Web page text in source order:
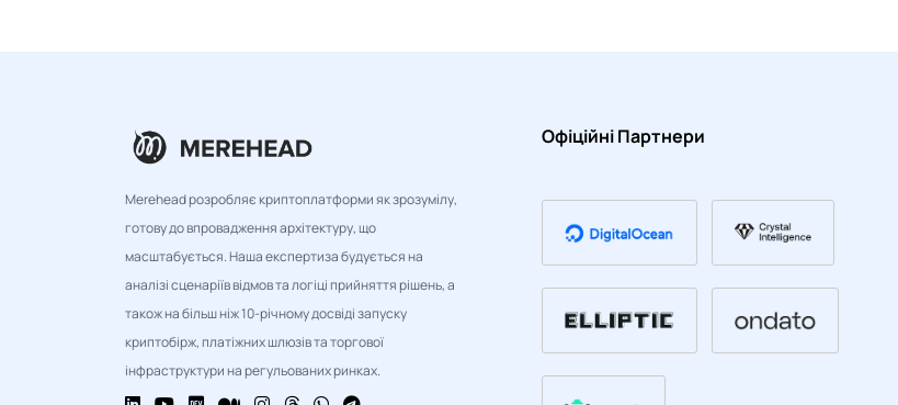
Merehead розробляє криптоплатформи як зрозумілу,
готову до впровадження архітектуру, що
масштабується. Наша експертиза будується на
аналізі сценаріїв відмов та логіці прийняття рішень, а
також на більш ніж 10-річному досвіді запуску
криптобірж, платіжних шлюзів та торгової
інфраструктури на регульованих ринках.
Офіційні Партнери